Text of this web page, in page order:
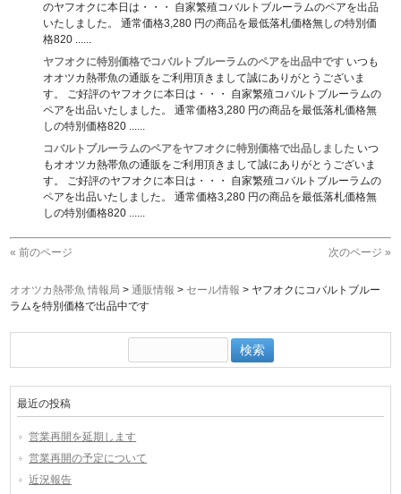
のヤフオクに本日は・・・ 自家繁殖コバルトブルーラムのペアを出品
いたしました。 通常価格3,280 円の商品を最低落札価格無しの特別価
格820 ......
ヤフオクに特別価格でコバルトブルーラムのペアを出品中です いつも
オオツカ熱帯魚の通販をご利用頂きまして誠にありがとうございま
す。 ご好評のヤフオクに本日は・・・ 自家繁殖コバルトブルーラムの
ペアを出品いたしました。 通常価格3,280 円の商品を最低落札価格無
しの特別価格820 ......
コバルトブルーラムのペアをヤフオクに特別価格で出品しました いつ
もオオツカ熱帯魚の通販をご利用頂きまして誠にありがとうございま
す。 ご好評のヤフオクに本日は・・・ 自家繁殖コバルトブルーラムの
ペアを出品いたしました。 通常価格3,280 円の商品を最低落札価格無
しの特別価格820 ......
« 前のページ 次のページ »
オオツカ熱帯魚 情報局 >通販情報 > セール情報 > ヤフオクにコバルトブルー
ラムを特別価格で出品中です
索:
最近の投稿
営業再開を延期します
営業再開の予定について
近況報告